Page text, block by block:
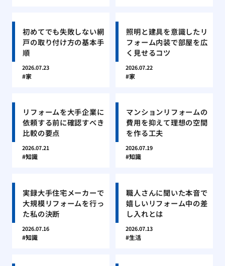
初めてでも失敗しない網
戸の取り付け方の基本手
順
2026.07.23
家
照明と建具を意識したリ
フォーム内装で部屋を広
く見せるコツ
2026.07.22
家
リフォームを大手企業に
依頼する前に確認すべき
比較の要点
2026.07.21
知識
マンションリフォームの
費用を抑えて理想の空間
を作る工夫
2026.07.19
知識
実録大手住宅メーカーで
大規模リフォームを行っ
た私の決断
2026.07.16
知識
職人さんに聞いた本音で
嬉しいリフォーム中の差
し入れとは
2026.07.13
生活